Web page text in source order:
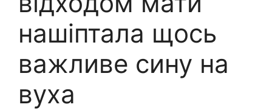
нашіптала щось
важливе сину на
вуха